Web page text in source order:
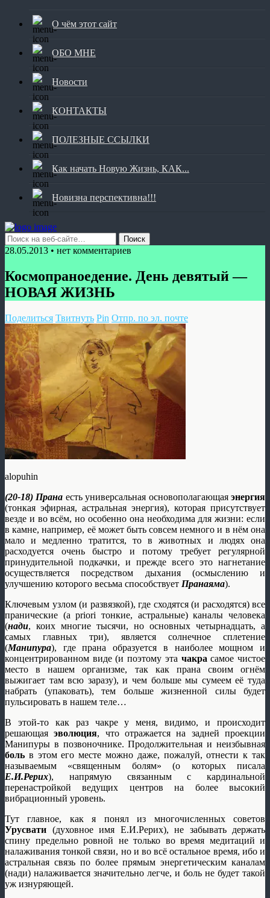
О чём этот сайт
ОБО МНЕ
Новости
КОНТАКТЫ
ПОЛЕЗНЫЕ ССЫЛКИ
Как начать Новую Жизнь, КАК...
Новизна перспективна!!!
28.05.2013 • нет комментариев
Космопраноедение. День девятый —
НОВАЯ ЖИЗНЬ
Поделиться Твитнуть Pin Отпр. по эл. почте
alopuhin
(20-18) Прана есть универсальная основополагающаяэнергия
(тонкая эфирная, астральная энергия), которая присутствует
везде и во всём, но особенно она необходима для жизни: если
в камне, например, её может быть совсем немного и в нём она
мало и медленно тратится, то в животных и людях она
расходуется очень быстро и потому требует регулярной
принудительной подкачки, и прежде всего это нагнетание
осуществляется посредством дыхания (осмыслению и
улучшению которого весьма способствует Пранаяма).
Ключевым узлом (и развязкой), где сходятся (и расходятся) все
пранические (a priori тонкие, астральные) каналы человека
(нади, коих многие тысячи, но основных четырнадцать, а
самых главных три), является солнечное сплетение
(Манипура), где прана образуется в наиболее мощном и
концентрированном виде (и поэтому эта чакра самое чистое
место в нашем организме, так как прана своим огнём
выжигает там всю заразу), и чем больше мы сумеем её туда
набрать (упаковать), тем больше жизненной силы будет
пульсировать в нашем теле…
В этой-то как раз чакре у меня, видимо, и происходит
решающаяэволюция, что отражается на задней проекции
Манипуры в позвоночнике. Продолжительная и неизбывная
боль в этом его месте можно даже, пожалуй, отнести к так
называемым «священным болям» (о которых писала
Е.И.Рерих), напрямую связанным с кардинальной
перенастройкой ведущих центров на более высокий
вибрационный уровень.
Тут главное, как я понял из многочисленных советов
Урусвати (духовное имя Е.И.Рерих), не забывать держать
спину предельно ровной не только во время медитаций и
налаживания тонкой связи, но и во всё остальное время, ибо и
астральная связь по более прямым энергетическим каналам
(нади) налаживается значительно легче, и боль не будет такой
уж изнуряющей.